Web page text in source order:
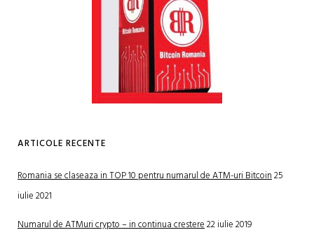
ARTICOLE RECENTE
Romania se claseaza in TOP 10 pentru numarul de ATM-uri Bitcoin25
iulie 2021
Numarul de ATMuri crypto – in continua crestere22 iulie 2019